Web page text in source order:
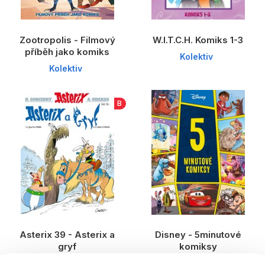
Zootropolis - Filmový
příběh jako komiks
Kolektiv
W.I.T.C.H. Komiks 1-3
Kolektiv
B
Asterix 39 - Asterix a
gryf
Disney - 5minutové
komiksy